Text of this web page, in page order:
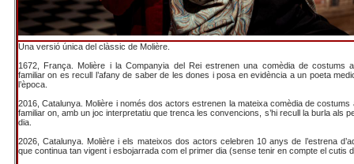
Una versió única del clàssic de Molière.
1672, França. Molière i la Companyia del Rei estrenen una comèdia de costums
familiar on es recull l’afany de saber de les dones i posa en evidència a un poeta
l’època.
2016, Catalunya. Molière i només dos actors estrenen la mateixa comèdia de costums
familiar on, amb un joc interpretatiu que trenca les convencions, s’hi recull la burla als
dia.
2026, Catalunya. Molière i els mateixos dos actors celebren 10 anys de l’estrena
que continua tan vigent i esbojarrada com el primer dia (sense tenir en compte el cutis